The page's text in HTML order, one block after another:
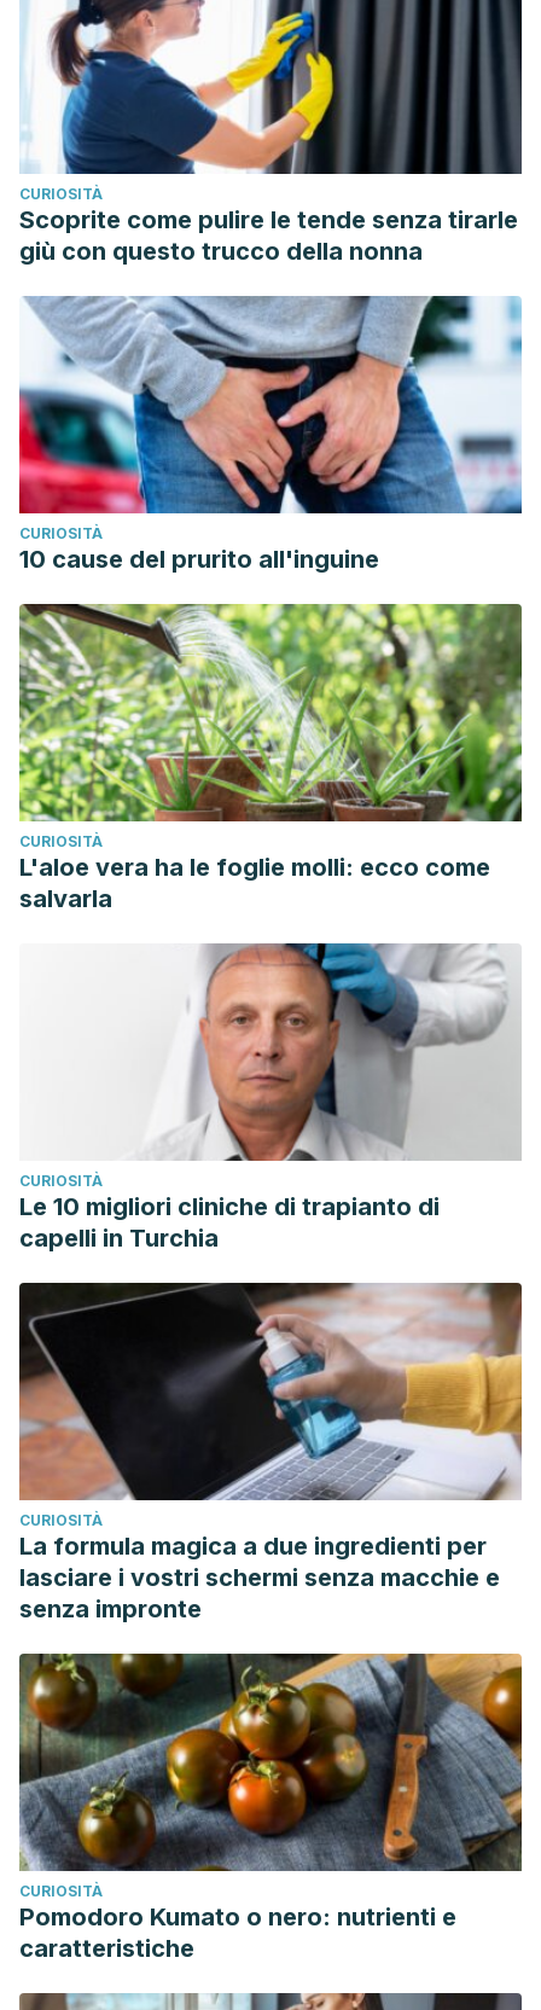
Recuperado de:https://silo.tips/download/caracteristicas-
diferenciales-entre-el-platano-de-canarias-y-la-banana-1
Fundación Española de la Nutrición (FEN). Frutas: Plátano.
Página 295. Recuperado el 11 de abril del 2023 en:
https://www.fen.org.es/storage/app/media/flipbook/mercado-
alimentos-fen/008/index.html#p=53
Harvard School of Public Health. The nutrition source:
Bananas. Recuperado el 11 de abril del 2023 en:
https://www.hsph.harvard.edu/nutritionsource/food-
features/bananas/
Ministerio de Agricultura, Pesca y Alimentación. I.G.P.
Plátano de Canarias. Recuperado de:
https://www.mapa.gob.es/es/alimentacion/temas/calidad-
diferenciada/dop-igp/frutas/IGP_Platano_Canarias.aspx
CURIOSITÀ
Scoprite come pulire le tende senza tirarle
giù con questo trucco della nonna
CURIOSITÀ
10 cause del prurito all'inguine
CURIOSITÀ
L'aloe vera ha le foglie molli: ecco come
salvarla
CURIOSITÀ
Le 10 migliori cliniche di trapianto di
capelli in Turchia
CURIOSITÀ
La formula magica a due ingredienti per
lasciare i vostri schermi senza macchie e
senza impronte
CURIOSITÀ
Pomodoro Kumato o nero: nutrienti e
caratteristiche